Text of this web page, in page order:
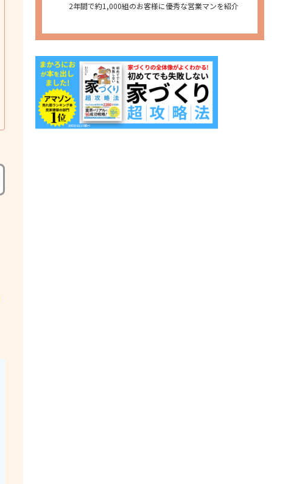
2年間で約1,000組のお客様に優秀な営業マンを紹介